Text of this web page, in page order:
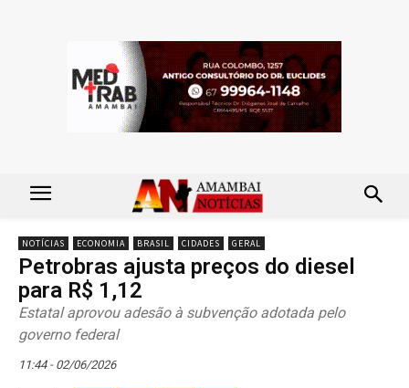
NOTÍCIAS ECONOMIA BRASIL CIDADES GERAL
Petrobras ajusta preços do diesel
para R$ 1,12
Estatal aprovou adesão à subvenção adotada pelo
governo federal
11:44 - 02/06/2026